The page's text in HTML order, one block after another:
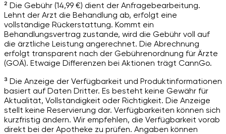
² Die Gebühr (14,99 €) dient der Anfragebearbeitung.
Lehnt der Arzt die Behandlung ab, erfolgt eine
vollständige Rückerstattung. Kommt ein
Behandlungsvertrag zustande, wird die Gebühr voll auf
die ärztliche Leistung angerechnet. Die Abrechnung
erfolgt transparent nach der Gebührenordnung für Ärzte
(GOÄ). Etwaige Differenzen bei Aktionen trägt CannGo.
³ Die Anzeige der Verfügbarkeit und Produktinformationen
basiert auf Daten Dritter. Es besteht keine Gewähr für
Aktualität, Vollständigkeit oder Richtigkeit. Die Anzeige
stellt keine Reservierung dar. Verfügbarkeiten können sich
kurzfristig ändern. Wir empfehlen, die Verfügbarkeit vorab
direkt bei der Apotheke zu prüfen. Angaben können